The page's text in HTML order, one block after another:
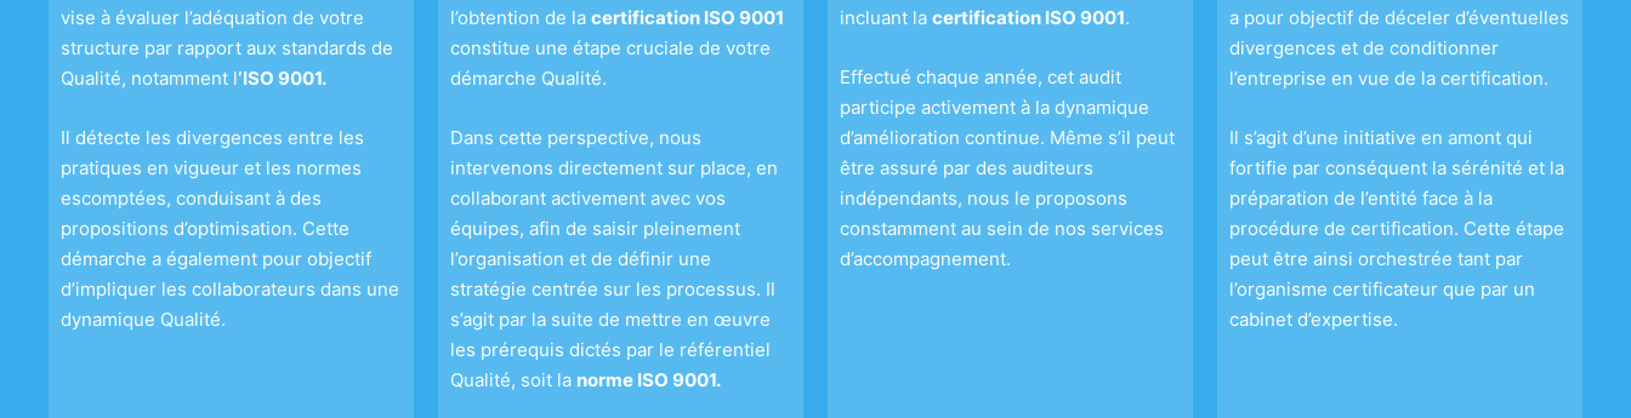
vise à évaluer l’adéquation de votre
structure par rapport aux standards de
Qualité, notamment l‘ISO 9001.
Il détecte les divergences entre les
pratiques en vigueur et les normes
escomptées, conduisant à des
propositions d’optimisation. Cette
démarche a également pour objectif
d’impliquer les collaborateurs dans une
dynamique Qualité.
l’obtention de la certification ISO 9001
constitue une étape cruciale de votre
démarche Qualité.
Dans cette perspective, nous
intervenons directement sur place, en
collaborant activement avec vos
équipes, afin de saisir pleinement
l’organisation et de définir une
stratégie centrée sur les processus. Il
s’agit par la suite de mettre en œuvre
les prérequis dictés par le référentiel
Qualité, soit la norme ISO 9001.
incluant la certification ISO 9001.
Effectué chaque année, cet audit
participe activement à la dynamique
d’amélioration continue. Même s’il peut
être assuré par des auditeurs
indépendants, nous le proposons
constamment au sein de nos services
d’accompagnement.
a pour objectif de déceler d’éventuelles
divergences et de conditionner
l’entreprise en vue de la certification.
Il s’agit d’une initiative en amont qui
fortifie par conséquent la sérénité et la
préparation de l’entité face à la
procédure de certification. Cette étape
peut être ainsi orchestrée tant par
l’organisme certificateur que par un
cabinet d’expertise.